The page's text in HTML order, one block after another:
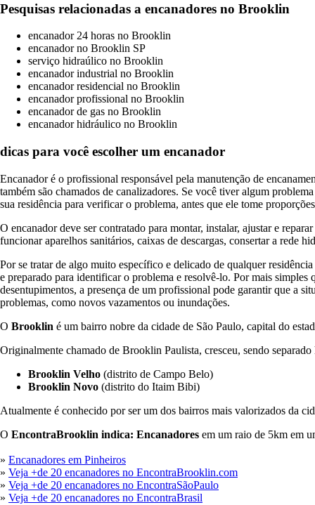
Pesquisas relacionadas a encanadores no Brooklin
encanador 24 horas no Brooklin
encanador no Brooklin SP
serviço hidraúlico no Brooklin
encanador industrial no Brooklin
encanador residencial no Brooklin
encanador profissional no Brooklin
encanador de gas no Brooklin
encanador hidráulico no Brooklin
dicas para você escolher um encanador
Encanador é o profissional responsável pela manutenção de
também são chamados de canalizadores. Se você tiver algum
sua residência para verificar o problema, antes que ele tome
O encanador deve ser contratado para montar, instalar, ajustar e
funcionar aparelhos sanitários, caixas de descargas, consertar a rede
Por se tratar de algo muito específico e delicado de qualquer
e preparado para identificar o problema e resolvê-lo. Por mais
desentupimentos, a presença de um profissional pode garantir que a
problemas, como novos vazamentos ou inundações.
O Brooklin é um bairro nobre da cidade de São Paulo, capital do
Originalmente chamado de Brooklin Paulista, cresceu, sendo separado
Brooklin Velho (distrito de Campo Belo)
Brooklin Novo (distrito do Itaim Bibi)
Atualmente é conhecido por ser um dos bairros mais valorizados da
O EncontraBrooklin indica: Encanadores em um raio de 5km em
» Encanadores em Pinheiros
» Veja +de 20 encanadores no EncontraBrooklin.com
» Veja +de 20 encanadores no EncontraSãoPaulo
» Veja +de 20 encanadores no EncontraBrasil